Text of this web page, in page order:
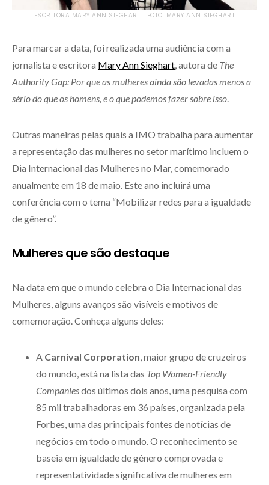
ESCRITORA MARY ANN SIEGHART | FOTO: MARY ANN SIEGHART
Para marcar a data, foi realizada uma audiência com a
jornalista e escritora Mary Ann Sieghart, autora de The
Authority Gap: Por que as mulheres ainda são levadas menos a
sério do que os homens, e o que podemos fazer sobre isso.
Outras maneiras pelas quais a IMO trabalha para aumentar
a representação das mulheres no setor marítimo incluem o
Dia Internacional das Mulheres no Mar, comemorado
anualmente em 18 de maio. Este ano incluirá uma
conferência com o tema “Mobilizar redes para a igualdade
de gênero”.
Mulheres que são destaque
Na data em que o mundo celebra o Dia Internacional das
Mulheres, alguns avanços são visíveis e motivos de
comemoração. Conheça alguns deles:
A Carnival Corporation, maior grupo de cruzeiros
do mundo, está na lista das Top Women-Friendly
Companiesdos últimos dois anos, uma pesquisa com
85 mil trabalhadoras em 36 países, organizada pela
Forbes, uma das principais fontes de notícias de
negócios em todo o mundo. O reconhecimento se
baseia em igualdade de gênero comprovada e
representatividade significativa de mulheres em